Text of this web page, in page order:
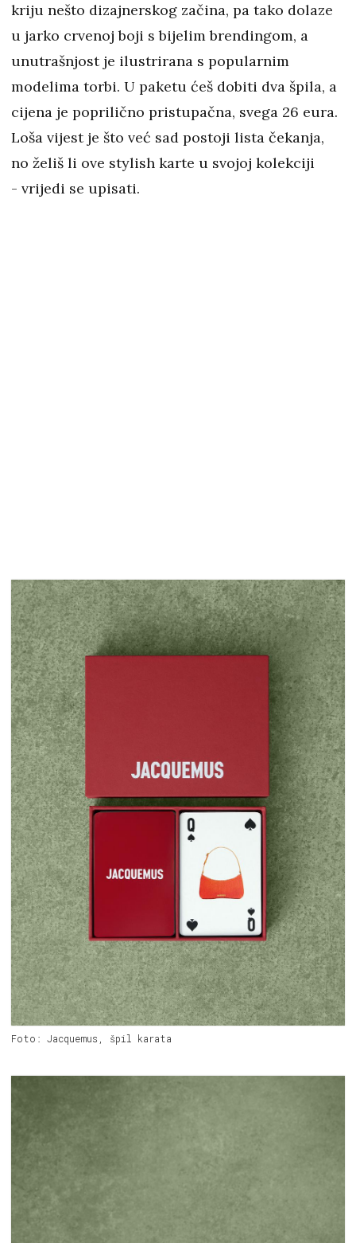
kriju nešto dizajnerskog začina, pa tako dolaze
u jarko crvenoj boji s bijelim brendingom, a
unutrašnjost je ilustrirana s popularnim
modelima torbi. U paketu ćeš dobiti dva špila, a
cijena je poprilično pristupačna, svega 26 eura.
Loša vijest je što već sad postoji lista čekanja,
no želiš li ove stylish karte u svojoj kolekciji
- vrijedi se upisati.
Foto: Jacquemus, špil karata